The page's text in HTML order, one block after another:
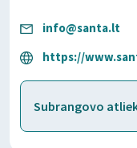
info@santa.lt
https://